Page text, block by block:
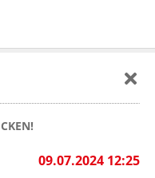
09.07.2024 12:25